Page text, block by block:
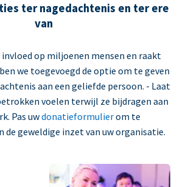
ter nagedachtenis en ter ere
van
op miljoenen mensen en raakt
we toegevoegd de optie om te geven
aan een geliefde persoon. - Laat
voelen terwijl ze bijdragen aan
Pas uwdonatieformulierom te
de geweldige inzet van uw organisatie.